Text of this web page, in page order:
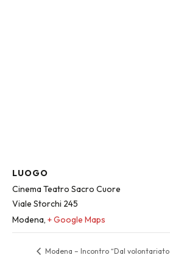
LUOGO
Cinema Teatro Sacro Cuore
Viale Storchi 245
Modena, + Google Maps
Modena – Incontro “Dal volontariato